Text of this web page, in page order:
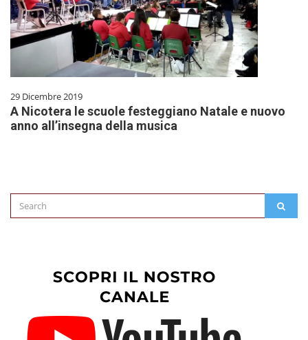
29 Dicembre 2019
A Nicotera le scuole festeggiano Natale e nuovo
anno all’insegna della musica
Search
for: